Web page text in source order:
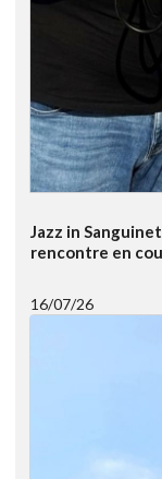
Jazz in
rencontre en
16/07/26